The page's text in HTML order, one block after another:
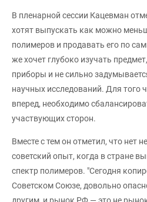
В пленарной сессии Кацевман
хотят выпускать как можно
полимеров и продавать его по
же хочет глубоко изучать
приборы и не сильно
научных исследований. Для того
вперед, необходимо
участвующих сторон.
Вместе с тем он отметил, что нет
советский опыт, когда в стране
спектр полимеров. "Сегодня
Советском Союзе, довольно